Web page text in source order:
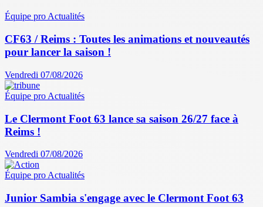
Équipe proActualités
CF63 / Reims : Toutes les animations et nouveautés
pour lancer la saison !
Vendredi 07/08/2026
Équipe pro Actualités
Le Clermont Foot 63 lance sa saison 26/27 face à
Reims !
Vendredi 07/08/2026
Équipe pro Actualités
Junior Sambia s'engage avec le Clermont Foot 63